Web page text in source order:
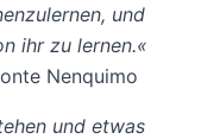
und
ihr zu lernen.«
Nenquimo
und etwas